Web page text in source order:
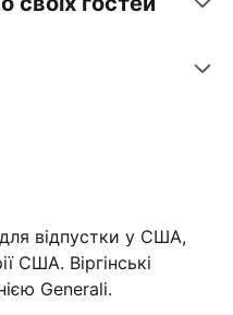
вже зараз
відпустки у США,
США. Віргінські
Generali.